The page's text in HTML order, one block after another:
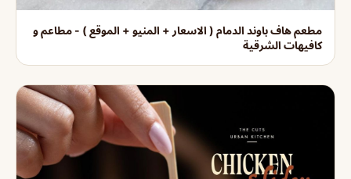
مطعم هاف باوند الدمام ( الاسعار + المنيو + الموقع ) - مطاعم و
كافيهات الشرقية